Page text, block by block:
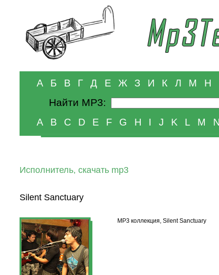
А Б В Г Д Е Ж З И К Л М Н
Найти MP3:
A B C D E F G H I J K L M
Исполнитель, скачать mp3
Silent Sanctuary
MP3 коллекция, Silent Sanctuary